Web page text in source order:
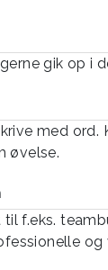
gik op i
med ord.
øvelse.
f.eks.
og